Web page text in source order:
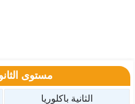
مستوى
الثانية باكلوريا